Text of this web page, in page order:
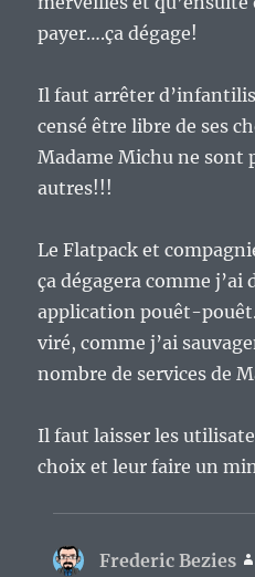
payer….ça dégage!
Il faut arrêter
censé être libre de ses
Madame Michu ne sont
autres!!!
Le Flatpack et
ça dégagera comme j’ai
application pouêt-
viré, comme j’ai
nombre de services de
Il faut laisser les
choix et leur faire un
Frederic Bezies